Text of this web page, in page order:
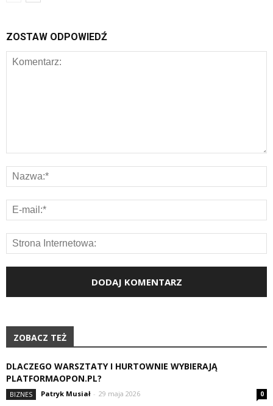
ZOSTAW ODPOWIEDŹ
ZOBACZ TEŻ
DLACZEGO WARSZTATY I HURTOWNIE WYBIERAJĄ
PLATFORMAOPON.PL?
BIZNES Patryk Musiał - 29 maja 2026 0